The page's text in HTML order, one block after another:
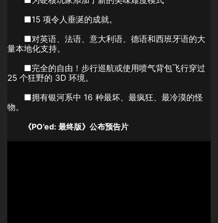
■15 项令人垂涎的成就。
■对英语、法语、意大利语、德语和西班牙语的大
量本地化支持。
■完全的自由！步行巡航或使用喷气背包飞行穿过
25 个狂野的 3D 环境。
■拥有银河系中 16 种最坏、最疯狂、最冷漠的怪
物。
《PO’ed: 最终版》公布预告片